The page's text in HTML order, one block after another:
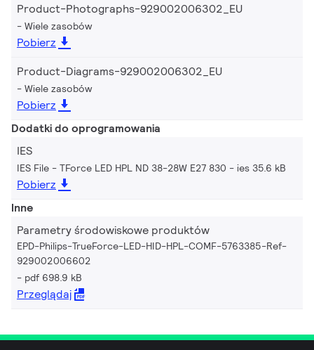
Product-Photographs-929002006302_EU
Wiele zasobów
Pobierz
Product-Diagrams-929002006302_EU
Wiele zasobów
Pobierz
Dodatki do oprogramowania
IES
IES File - TForce LED HPL ND 38-28W E27 830 ies 35.6 kB
Pobierz
Inne
Parametry środowiskowe produktów
EPD-Philips-TrueForce-LED-HID-HPL-COMF-5763385-Ref-
929002006602
pdf 698.9 kB
Przeglądaj